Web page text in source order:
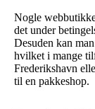
Nogle
det under
Desuden kan
hvilket i mange
Frederikshavn
til en pakkeshop.